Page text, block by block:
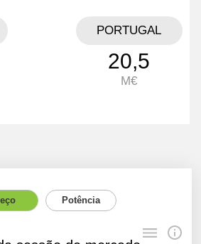
PORTUGAL
20,5
M€
Potência